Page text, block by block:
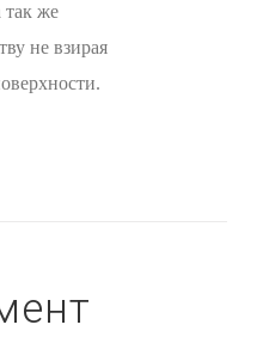
так же
не взирая